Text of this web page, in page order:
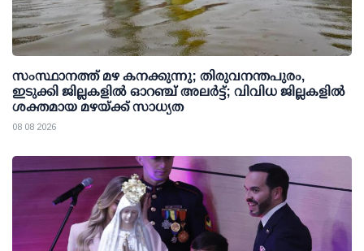
സംസ്ഥാനത്ത് മഴ കനക്കുന്നു; തിരുവനന്തപുരം,
ഇടുക്കി ജില്ലകളിൽ ഓറഞ്ച് അലർട്ട്; വിവിധ ജില്ലകളിൽ
ശക്തമായ മഴയ്ക്ക് സാധ്യത
08 08 2026